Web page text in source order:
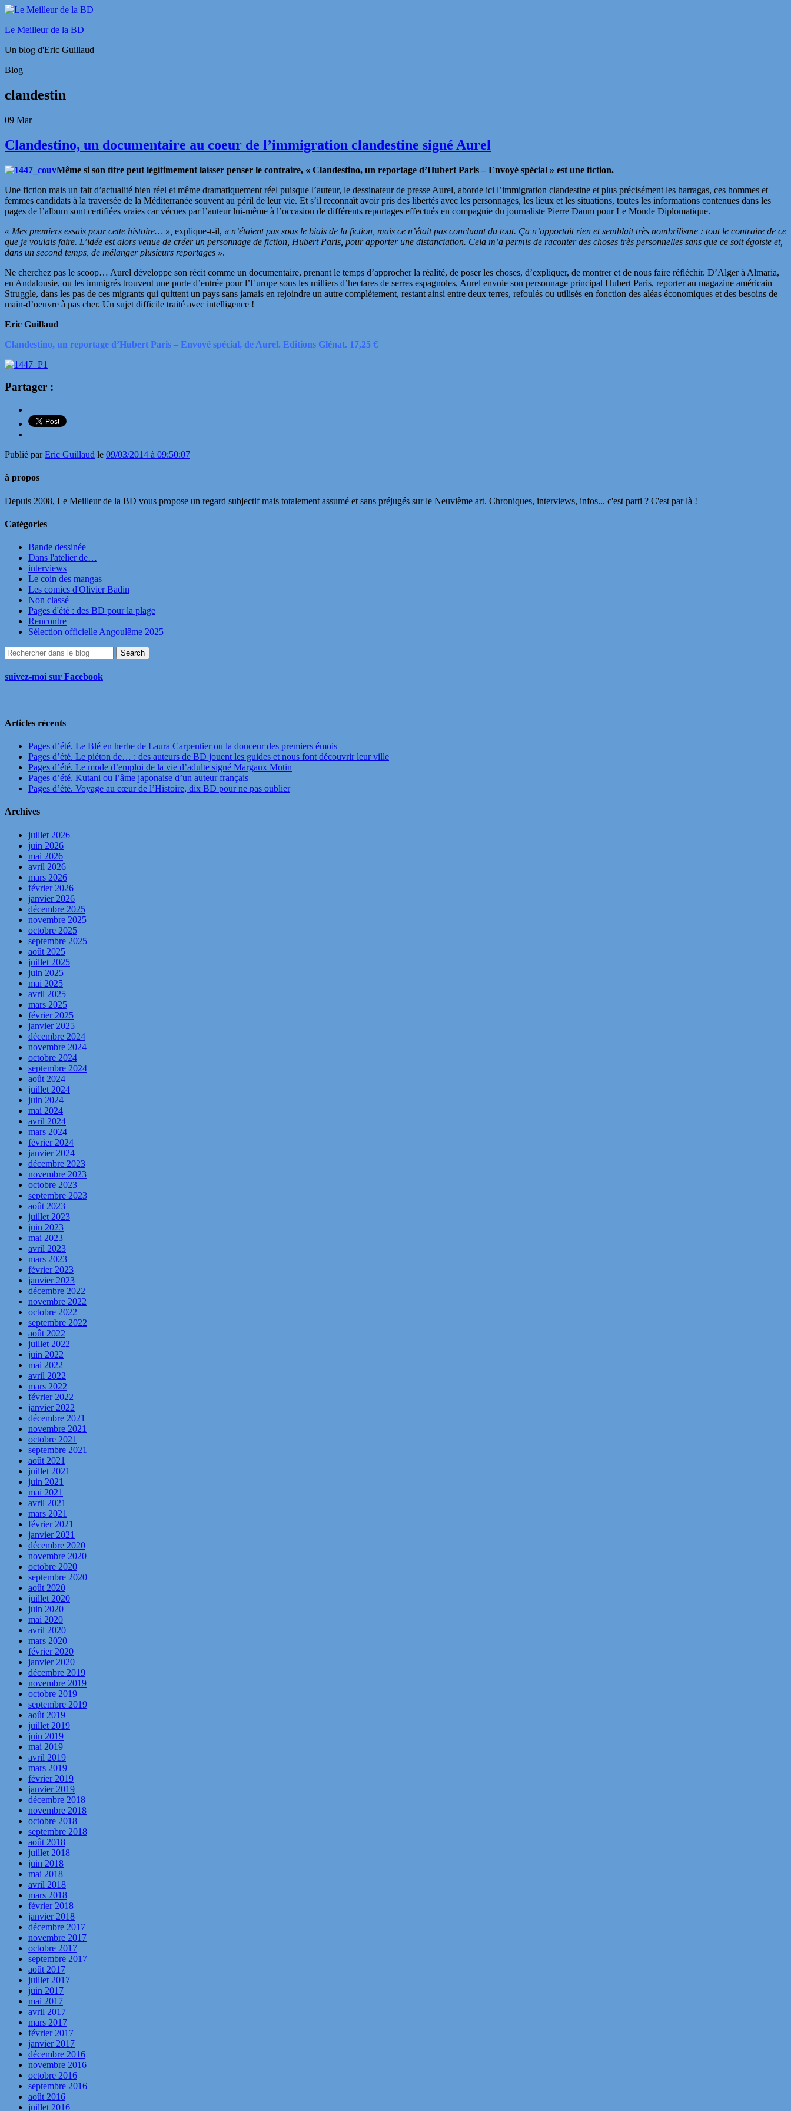
Le Meilleur de la BD
Un blog d'Eric Guillaud
Blog
clandestin
09 Mar
Clandestino, un documentaire au coeur de l’immigration clandestine signé Aurel
Même si son titre peut légitimement laisser penser le contraire, « Clandestino, un reportage d’Hubert Paris – Envoyé spécial » est une fiction.
Une fiction mais un fait d’actualité bien réel et même dramatiquement réel puisque l’auteur, le dessinateur de presse Aurel, aborde ici l’immigration clandestine et plus précisément les harragas, ces hommes et
femmes candidats à la traversée de la Méditerranée souvent au péril de leur vie. Et s’il reconnaît avoir pris des libertés avec les personnages, les lieux et les situations, toutes les informations contenues dans les
pages de l’album sont certifiées vraies car vécues par l’auteur lui-même à l’occasion de différents reportages effectués en compagnie du journaliste Pierre Daum pour Le Monde Diplomatique.
« Mes premiers essais pour cette histoire… », explique-t-il, « n’étaient pas sous le biais de la fiction, mais ce n’était pas concluant du tout. Ça n’apportait rien et semblait très nombrilisme : tout le contraire de ce
que je voulais faire. L’idée est alors venue de créer un personnage de fiction, Hubert Paris, pour apporter une distanciation. Cela m’a permis de raconter des choses très personnelles sans que ce soit égoïste et,
dans un second temps, de mélanger plusieurs reportages ».
Ne cherchez pas le scoop… Aurel développe son récit comme un documentaire, prenant le temps d’approcher la réalité, de poser les choses, d’expliquer, de montrer et de nous faire réfléchir. D’Alger à Almaria,
en Andalousie, ou les immigrés trouvent une porte d’entrée pour l’Europe sous les milliers d’hectares de serres espagnoles, Aurel envoie son personnage principal Hubert Paris, reporter au magazine américain
Struggle, dans les pas de ces migrants qui quittent un pays sans jamais en rejoindre un autre complètement, restant ainsi entre deux terres, refoulés ou utilisés en fonction des aléas économiques et des besoins de
main-d’oeuvre à pas cher. Un sujet difficile traité avec intelligence !
Eric Guillaud
Clandestino, un reportage d’Hubert Paris – Envoyé spécial, de Aurel. Editions Glénat. 17,25 €
Partager :
Publié parEric Guillaud le 09/03/2014 à 09:50:07
à propos
Depuis 2008, Le Meilleur de la BD vous propose un regard subjectif mais totalement assumé et sans préjugés sur le Neuvième art. Chroniques, interviews, infos... c'est parti ? C'est par là !
Catégories
Bande dessinée
Dans l'atelier de…
interviews
Le coin des mangas
Les comics d'Olivier Badin
Non classé
Pages d'été : des BD pour la plage
Rencontre
Sélection officielle Angoulême 2025
suivez-moi sur Facebook
Articles récents
Pages d’été. Le Blé en herbe de Laura Carpentier ou la douceur des premiers émois
Pages d’été. Le piéton de… : des auteurs de BD jouent les guides et nous font découvrir leur ville
Pages d’été. Le mode d’emploi de la vie d’adulte signé Margaux Motin
Pages d’été. Kutani ou l’âme japonaise d’un auteur français
Pages d’été. Voyage au cœur de l’Histoire, dix BD pour ne pas oublier
Archives
juillet 2026
juin 2026
mai 2026
avril 2026
mars 2026
février 2026
janvier 2026
décembre 2025
novembre 2025
octobre 2025
septembre 2025
août 2025
juillet 2025
juin 2025
mai 2025
avril 2025
mars 2025
février 2025
janvier 2025
décembre 2024
novembre 2024
octobre 2024
septembre 2024
août 2024
juillet 2024
juin 2024
mai 2024
avril 2024
mars 2024
février 2024
janvier 2024
décembre 2023
novembre 2023
octobre 2023
septembre 2023
août 2023
juillet 2023
juin 2023
mai 2023
avril 2023
mars 2023
février 2023
janvier 2023
décembre 2022
novembre 2022
octobre 2022
septembre 2022
août 2022
juillet 2022
juin 2022
mai 2022
avril 2022
mars 2022
février 2022
janvier 2022
décembre 2021
novembre 2021
octobre 2021
septembre 2021
août 2021
juillet 2021
juin 2021
mai 2021
avril 2021
mars 2021
février 2021
janvier 2021
décembre 2020
novembre 2020
octobre 2020
septembre 2020
août 2020
juillet 2020
juin 2020
mai 2020
avril 2020
mars 2020
février 2020
janvier 2020
décembre 2019
novembre 2019
octobre 2019
septembre 2019
août 2019
juillet 2019
juin 2019
mai 2019
avril 2019
mars 2019
février 2019
janvier 2019
décembre 2018
novembre 2018
octobre 2018
septembre 2018
août 2018
juillet 2018
juin 2018
mai 2018
avril 2018
mars 2018
février 2018
janvier 2018
décembre 2017
novembre 2017
octobre 2017
septembre 2017
août 2017
juillet 2017
juin 2017
mai 2017
avril 2017
mars 2017
février 2017
janvier 2017
décembre 2016
novembre 2016
octobre 2016
septembre 2016
août 2016
juillet 2016